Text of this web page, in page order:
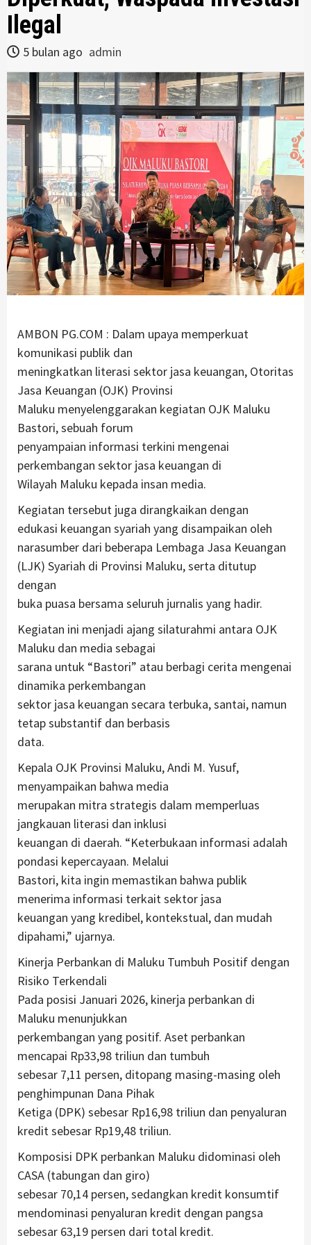
Ilegal
5 bulan ago admin
AMBON PG.COM : Dalam upaya memperkuat
komunikasi publik dan
meningkatkan literasi sektor jasa keuangan, Otoritas
Jasa Keuangan (OJK) Provinsi
Maluku menyelenggarakan kegiatan OJK Maluku
Bastori, sebuah forum
penyampaian informasi terkini mengenai
perkembangan sektor jasa keuangan di
Wilayah Maluku kepada insan media.
Kegiatan tersebut juga dirangkaikan dengan
edukasi keuangan syariah yang disampaikan oleh
narasumber dari beberapa Lembaga Jasa Keuangan
(LJK) Syariah di Provinsi Maluku, serta ditutup
dengan
buka puasa bersama seluruh jurnalis yang hadir.
Kegiatan ini menjadi ajang silaturahmi antara OJK
Maluku dan media sebagai
sarana untuk “Bastori” atau berbagi cerita mengenai
dinamika perkembangan
sektor jasa keuangan secara terbuka, santai, namun
tetap substantif dan berbasis
data.
Kepala OJK Provinsi Maluku, Andi M. Yusuf,
menyampaikan bahwa media
merupakan mitra strategis dalam memperluas
jangkauan literasi dan inklusi
keuangan di daerah. “Keterbukaan informasi adalah
pondasi kepercayaan. Melalui
Bastori, kita ingin memastikan bahwa publik
menerima informasi terkait sektor jasa
keuangan yang kredibel, kontekstual, dan mudah
dipahami,” ujarnya.
Kinerja Perbankan di Maluku Tumbuh Positif dengan
Risiko Terkendali
Pada posisi Januari 2026, kinerja perbankan di
Maluku menunjukkan
perkembangan yang positif. Aset perbankan
mencapai Rp33,98 triliun dan tumbuh
sebesar 7,11 persen, ditopang masing-masing oleh
penghimpunan Dana Pihak
Ketiga (DPK) sebesar Rp16,98 triliun dan penyaluran
kredit sebesar Rp19,48 triliun.
Komposisi DPK perbankan Maluku didominasi oleh
CASA (tabungan dan giro)
sebesar 70,14 persen, sedangkan kredit konsumtif
mendominasi penyaluran kredit dengan pangsa
sebesar 63,19 persen dari total kredit.